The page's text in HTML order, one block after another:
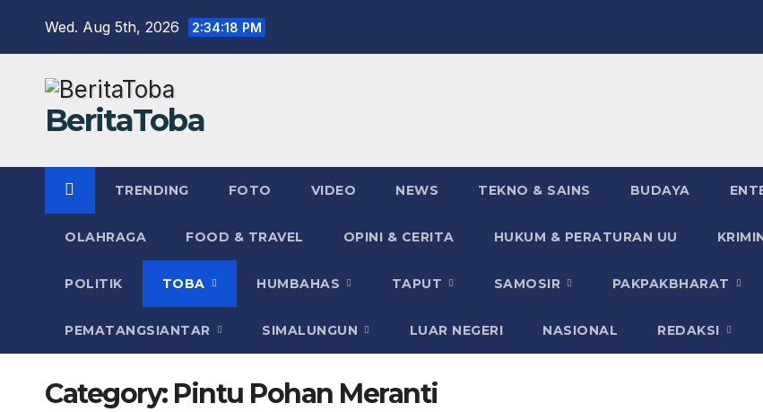
Wed. Aug 5th, 2026 2:34:19 PM
BeritaToba
TRENDING FOTO VIDEO NEWS TEKNO & SAINS BUDAYA
OLAHRAGA FOOD & TRAVEL OPINI & CERITA HUKUM & PERATURAN UU
POLITIK TOBA HUMBAHAS TAPUT SAMOSIR PAKPAKBHARAT
PEMATANGSIANTAR SIMALUNGUN LUAR NEGERI NASIONAL REDAKSI
Category: Pintu Pohan Meranti